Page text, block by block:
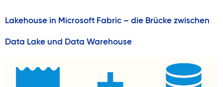
Lakehouse in Microsoft Fabric – die Brücke zwischen
Data Lake und Data Warehouse